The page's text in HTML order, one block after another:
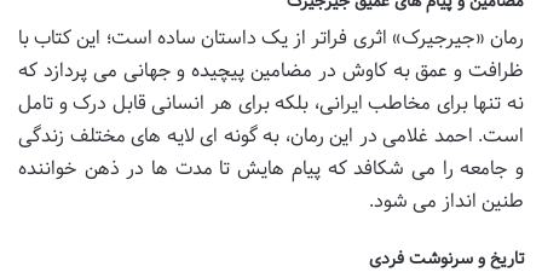
رمان «جیرجیرک» اثری فراتر از یک داستان ساده است؛ این کتاب با
ظرافت و عمق به کاوش در مضامین پیچیده و جهانی می پردازد که
نه تنها برای مخاطب ایرانی، بلکه برای هر انسانی قابل درک و تامل
است. احمد غلامی در این رمان، به گونه ای لایه های مختلف زندگی
و جامعه را می شکافد که پیام هایش تا مدت ها در ذهن خواننده
طنین انداز می شود.
تاریخ و سرنوشت فردی